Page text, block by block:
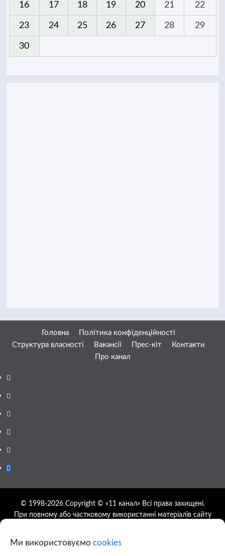
Ми використовуємо cookies
16 17 18 19 20 21 22
23 24 25 26 27 28 29
30
Головна
Політика конфіденційності
Структура власності
Вакансії Прес-кіт
Контакти
Про канал
Facebook
YouTube
Telegram
Instagram
Twitter
Google
© 1998-2026 Copyright © «11 канал» Всі права захищені.
При повному або частковому використанні матеріалів сайту